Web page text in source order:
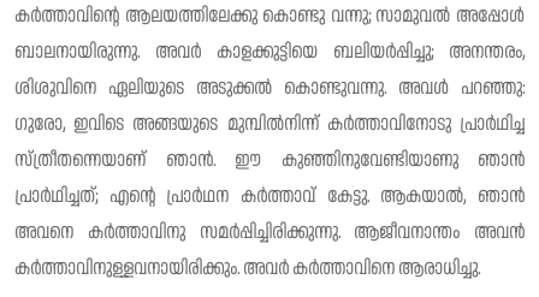
കർത്താവിന്റെ ആലയത്തിലേക്കു കൊണ്ടു വന്നു; സാമുവൽ അപ്പോൾ
ബാലനായിരുന്നു. അവർ കാളക്കുട്ടിയെ ബലിയർപ്പിച്ചു; അനന്തരം,
ശിശുവിനെ ഏലിയുടെ അടുക്കൽ കൊണ്ടുവന്നു. അവൾ പറഞ്ഞു:
ഗുരോ, ഇവിടെ അങ്ങയുടെ മുമ്പിൽനിന്ന് കർത്താവിനോടു പ്രാർഥിച്ച
സ്ത്രീതന്നെയാണ് ഞാൻ. ഈ കുഞ്ഞിനുവേണ്ടിയാണു ഞാൻ
പ്രാർഥിച്ചത്; എന്റെ പ്രാർഥന കർത്താവ് കേട്ടു. ആകയാൽ, ഞാൻ
അവനെ കർത്താവിനു സമർപ്പിച്ചിരിക്കുന്നു. ആജീവനാന്തം അവൻ
കർത്താവിനുള്ളവനായിരിക്കും. അവർ കർത്താവിനെ ആരാധിച്ചു.